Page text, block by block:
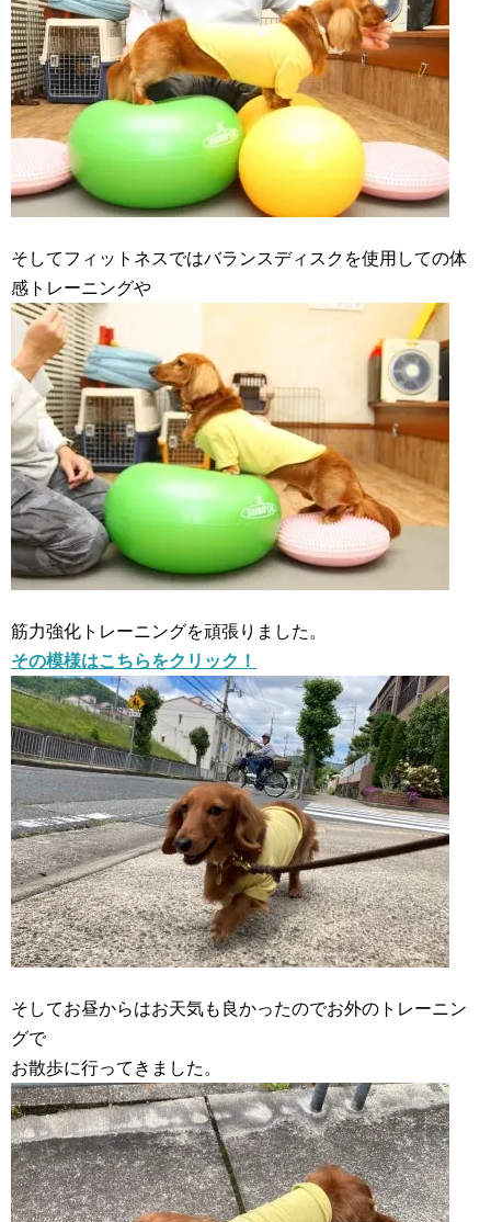
そしてフィットネスではバランスディスクを使用しての体
感トレーニングや
筋力強化トレーニングを頑張りました。
その模様はこちらをクリック！
そしてお昼からはお天気も良かったのでお外のトレーニン
グで
お散歩に行ってきました。